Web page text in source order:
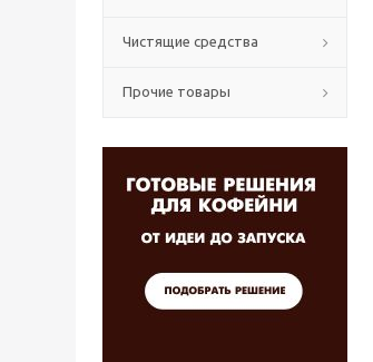
Чистящие средства
Прочие товары